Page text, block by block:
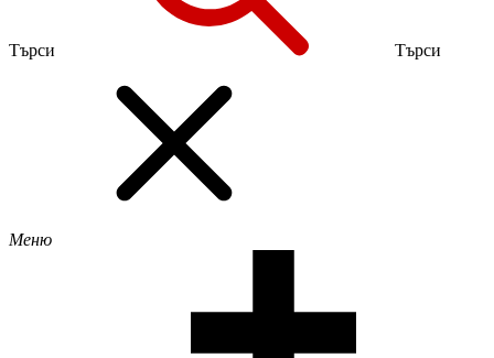
Търси Търси
Меню